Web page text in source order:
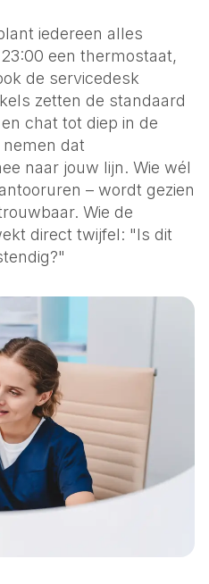
iedereen alles
een thermostaat,
de servicedesk
zetten de standaard
chat tot diep in de
dat
naar jouw lijn. Wie wél
– wordt gezien
Wie de
direct twijfel: "Is dit